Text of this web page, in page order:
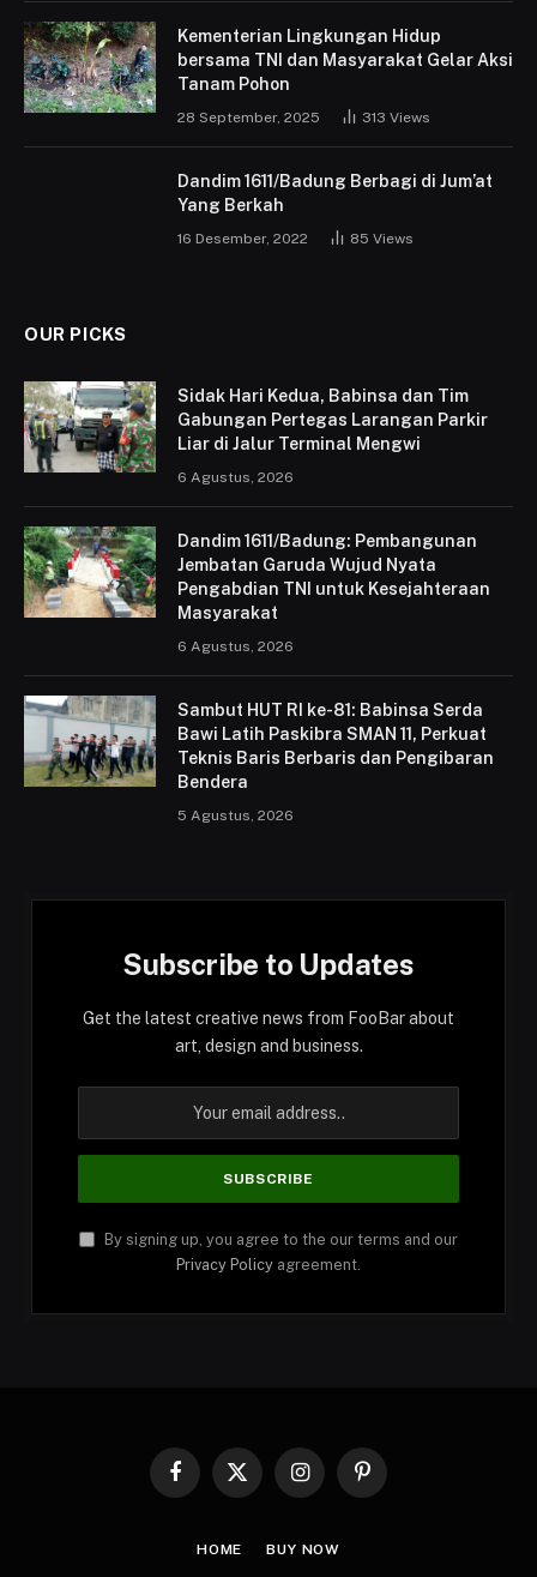
Kementerian Lingkungan Hidup
bersama TNI dan Masyarakat Gelar Aksi
Tanam Pohon
28 September, 2025 313 Views
Dandim 1611/Badung Berbagi di Jum’at
Yang Berkah
16 Desember, 2022 85 Views
OUR PICKS
Sidak Hari Kedua, Babinsa dan Tim
Gabungan Pertegas Larangan Parkir
Liar di Jalur Terminal Mengwi
6 Agustus, 2026
Dandim 1611/Badung: Pembangunan
Jembatan Garuda Wujud Nyata
Pengabdian TNI untuk Kesejahteraan
Masyarakat
6 Agustus, 2026
Sambut HUT RI ke-81: Babinsa Serda
Bawi Latih Paskibra SMAN 11, Perkuat
Teknis Baris Berbaris dan Pengibaran
Bendera
5 Agustus, 2026
Subscribe to Updates
Get the latest creative news from FooBar about
art, design and business.
By signing up, you agree to the our terms and our
Privacy Policy agreement.
Facebook
X
InstagramPinterest
HOME BUY NOW